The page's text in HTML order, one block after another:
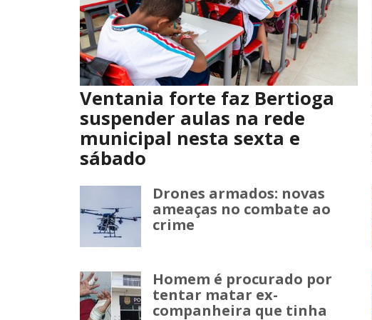
Ventania forte faz Bertioga
suspender aulas na rede
municipal nesta sexta e
sábado
Drones armados: novas
ameaças no combate ao
crime
Homem é procurado por
tentar matar ex-
companheira que tinha